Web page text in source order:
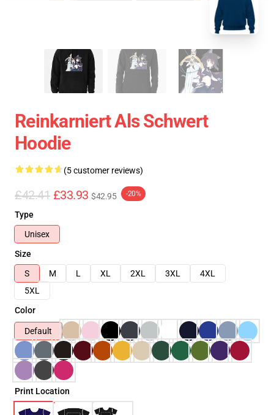
Reinkarniert Als Schwert
Hoodie
(5 customer reviews)
£42.41 £33.93 $42.95 -20%
Type
Unisex
Size
S
M L XL 2XL 3XL
4XL
5XL
Color
Default
Print Location